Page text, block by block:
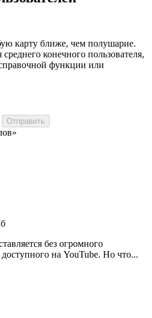
карту ближе, чем полушарие.
конечного пользователя,
функции или
без огромного
на YouTube. Но что...